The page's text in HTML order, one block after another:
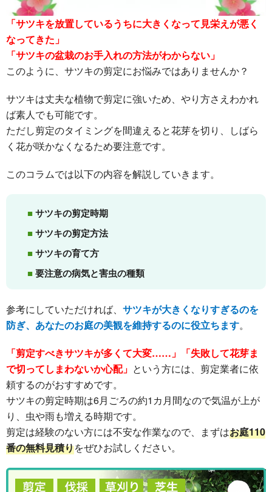
「サツキを放置しているうちに大きくなって見栄えが悪く
なってきた」
「サツキの盆栽のお手入れの方法がわからない」
このように、サツキの剪定にお悩みではありませんか？
サツキは丈夫な植物で剪定に強いため、やり方さえわかれ
ば素人でも可能です。
ただし剪定のタイミングを間違えると花芽を切り、しばら
く花が咲かなくなるため要注意です。
このコラムでは以下の内容を解説していきます。
サツキの剪定時期
サツキの剪定方法
サツキの育て方
要注意の病気と害虫の種類
参考にしていただければ、 サツキが大きくなりすぎるのを
防ぎ、あなたのお庭の美観を維持するのに役立ちます。
「剪定すべきサツキが多くて大変……」「失敗して花芽ま
で切ってしまわないか心配」 という方には、剪定業者に依
頼するのがおすすめです。
サツキの剪定時期は6月ごろの約1カ月間なので気温が上が
り、虫や雨も増える時期です。
剪定は経験のない方には不安な作業なので、まずはお庭110
番の無料見積りをぜひお試しください。